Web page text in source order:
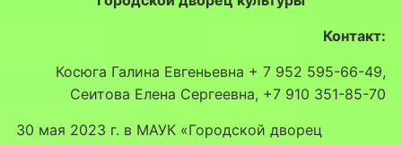
Контакт:
Косюга Галина Евгеньевна + 7 952 595-66-49,
Сеитова Елена Сергеевна, +7 910 351-85-70
30 мая 2023 г. в МАУК «Городской дворец